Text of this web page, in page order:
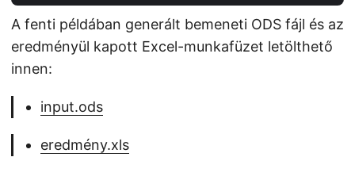
A fenti példában generált bemeneti ODS fájl és az
eredményül kapott Excel-munkafüzet letölthető
innen:
input.ods
eredmény.xls